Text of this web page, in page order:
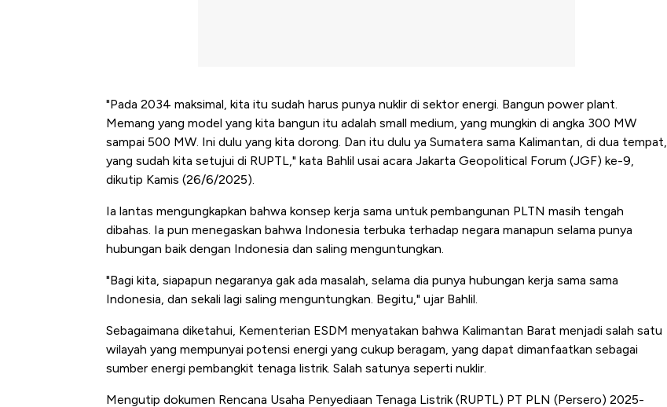
"Pada 2034 maksimal, kita itu sudah harus punya nuklir di sektor energi. Bangun power plant.
Memang yang model yang kita bangun itu adalah small medium, yang mungkin di angka 300 MW
sampai 500 MW. Ini dulu yang kita dorong. Dan itu dulu ya Sumatera sama Kalimantan, di dua tempat,
yang sudah kita setujui di RUPTL," kata Bahlil usai acara Jakarta Geopolitical Forum (JGF) ke-9,
dikutip Kamis (26/6/2025).
Ia lantas mengungkapkan bahwa konsep kerja sama untuk pembangunan PLTN masih tengah
dibahas. Ia pun menegaskan bahwa Indonesia terbuka terhadap negara manapun selama punya
hubungan baik dengan Indonesia dan saling menguntungkan.
"Bagi kita, siapapun negaranya gak ada masalah, selama dia punya hubungan kerja sama sama
Indonesia, dan sekali lagi saling menguntungkan. Begitu," ujar Bahlil.
Sebagaimana diketahui, Kementerian ESDM menyatakan bahwa Kalimantan Barat menjadi salah satu
wilayah yang mempunyai potensi energi yang cukup beragam, yang dapat dimanfaatkan sebagai
sumber energi pembangkit tenaga listrik. Salah satunya seperti nuklir.
Mengutip dokumen Rencana Usaha Penyediaan Tenaga Listrik (RUPTL) PT PLN (Persero) 2025-
Kongo Tutup Keran Ekspor, Harga
Adu Panas Kinerja Emiten Minyak RI,